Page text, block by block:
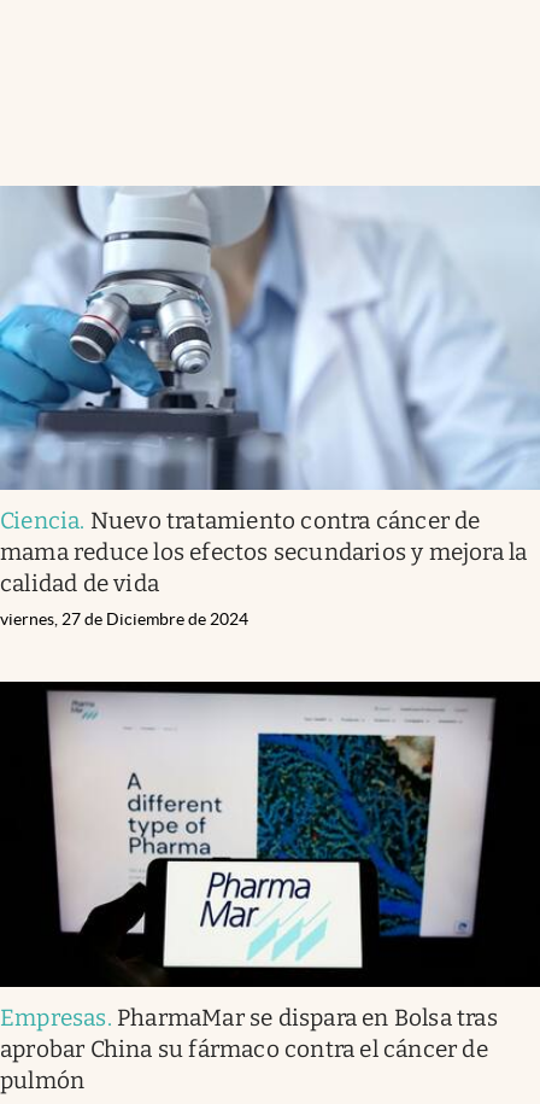
Ciencia. Nuevo tratamiento contra cáncer de
mama reduce los efectos secundarios y mejora la
calidad de vida
viernes, 27 de Diciembre de 2024
Empresas. PharmaMar se dispara en Bolsa tras
aprobar China su fármaco contra el cáncer de
pulmón